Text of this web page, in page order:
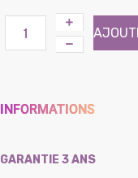
INFORMATIONS
GARANTIE 3 ANS